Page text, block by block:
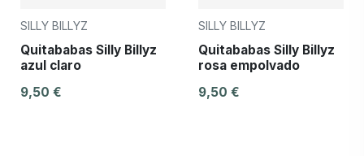
SILLY BILLYZ
Quitababas Silly Billyz
azul claro
9,50 €
SILLY BILLYZ
Quitababas Silly Billyz
rosa empolvado
9,50 €